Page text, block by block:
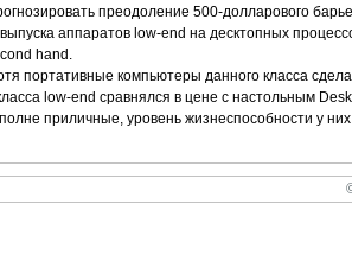
преодоление 500-долларового
аппаратов low-end на десктопных
hand.
портативные компьютеры данного класса
low-end сравнялся в цене с настольным
приличные, уровень жизнеспособности у